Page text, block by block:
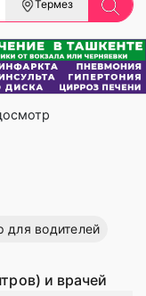
Термез
для водителей
и врачей